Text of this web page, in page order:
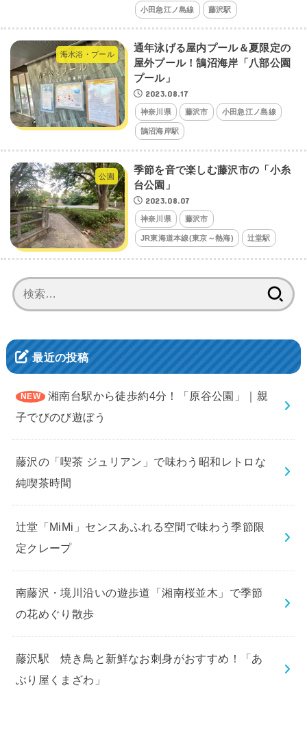
小田急江ノ島線 藤沢駅
海水浴・プール
通年泳げる屋内プール＆夏限定の
屋外プール！鵠沼海岸「八部公園
プール」
2023.08.17
神奈川県 藤沢市 小田急江ノ島線
鵠沼海岸駅
公園
季節を音で楽しむ藤沢市の「小糸
台公園」
2023.08.07
神奈川県 藤沢市
JR東海道本線(東京～熱海) 辻堂駅
索:
最近の投稿
湘南台駅から徒歩約4分！「原谷公園」｜親
子でびのび遊ぼう
藤沢の「喫茶 ジュリアン」で味わう昭和レトロな
純喫茶時間
辻堂「MiMi」センスあふれる空間で味わう季節限
定クレープ
南藤沢・境川沿いの遊歩道「湘南桜並木」で季節
の花めぐり散歩
藤沢駅 焼き鳥と新鮮なお刺身がおすすめ！「あ
ぶり屋くまざわ」